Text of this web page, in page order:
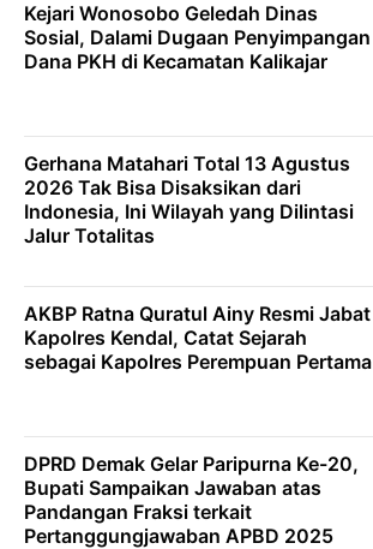
Kejari Wonosobo Geledah Dinas
Sosial, Dalami Dugaan Penyimpangan
Dana PKH di Kecamatan Kalikajar
Gerhana Matahari Total 13 Agustus
2026 Tak Bisa Disaksikan dari
Indonesia, Ini Wilayah yang Dilintasi
Jalur Totalitas
AKBP Ratna Quratul Ainy Resmi Jabat
Kapolres Kendal, Catat Sejarah
sebagai Kapolres Perempuan Pertama
DPRD Demak Gelar Paripurna Ke-20,
Bupati Sampaikan Jawaban atas
Pandangan Fraksi terkait
Pertanggungjawaban APBD 2025